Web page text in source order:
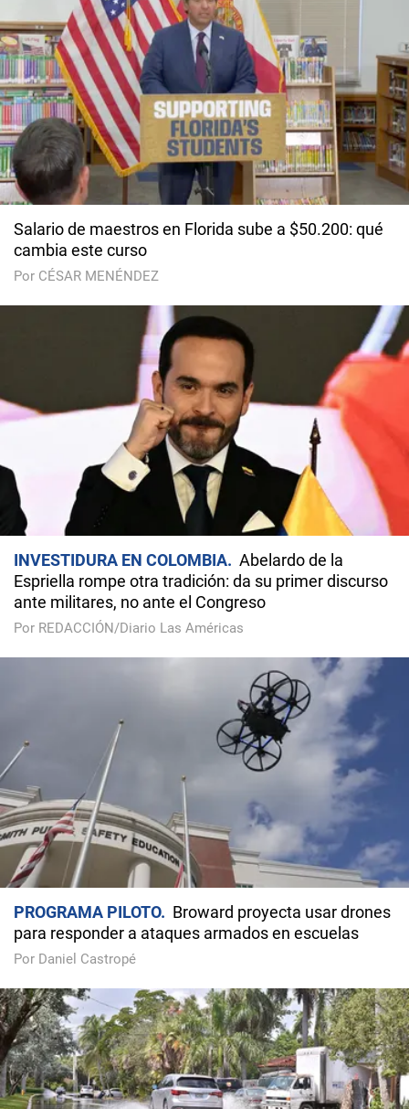
Salario de maestros en Florida sube a $50.200: qué
cambia este curso
Por CÉSAR MENÉNDEZ
INVESTIDURA EN COLOMBIA
Abelardo de la
Espriella rompe otra tradición: da su primer discurso
ante militares, no ante el Congreso
Por REDACCIÓN/Diario Las Américas
PROGRAMA PILOTO
Broward proyecta usar drones
para responder a ataques armados en escuelas
Por Daniel Castropé